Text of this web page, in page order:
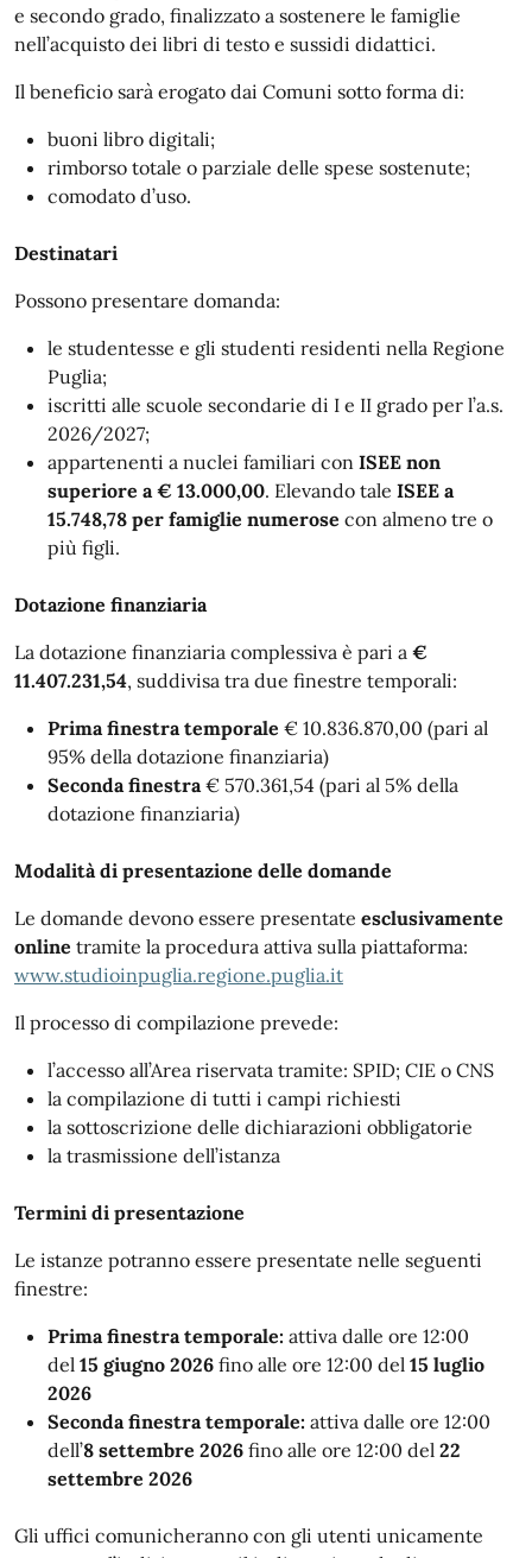
e secondo grado, finalizzato a sostenere le famiglie
nell’acquisto dei libri di testo e sussidi didattici.
Il beneficio sarà erogato dai Comuni sotto forma di:
buoni libro digitali;
rimborso totale o parziale delle spese sostenute;
comodato d’uso.
Destinatari
Possono presentare domanda:
le studentesse e gli studenti residenti nella Regione
Puglia;
iscritti alle scuole secondarie di I e II grado per l’a.s.
2026/2027;
appartenenti a nuclei familiari con ISEE non
superiore a € 13.000,00. Elevando tale ISEE a
15.748,78 per famiglie numerose con almeno tre o
più figli.
Dotazione finanziaria
La dotazione finanziaria complessiva è pari a €
11.407.231,54, suddivisa tra due finestre temporali:
Prima finestra temporale € 10.836.870,00 (pari al
95% della dotazione finanziaria)
Seconda finestra € 570.361,54 (pari al 5% della
dotazione finanziaria)
Modalità di presentazione delle domande
Le domande devono essere presentate esclusivamente
online tramite la procedura attiva sulla piattaforma:
www.studioinpuglia.regione.puglia.it
Il processo di compilazione prevede:
l’accesso all’Area riservata tramite: SPID; CIE o CNS
la compilazione di tutti i campi richiesti
la sottoscrizione delle dichiarazioni obbligatorie
la trasmissione dell’istanza
Termini di presentazione
Le istanze potranno essere presentate nelle seguenti
finestre:
Prima finestra temporale: attiva dalle ore 12:00
del 15 giugno 2026 fino alle ore 12:00 del 15 luglio
2026
Seconda finestra temporale: attiva dalle ore 12:00
dell’8 settembre 2026 fino alle ore 12:00 del 22
settembre 2026
Gli uffici comunicheranno con gli utenti unicamente